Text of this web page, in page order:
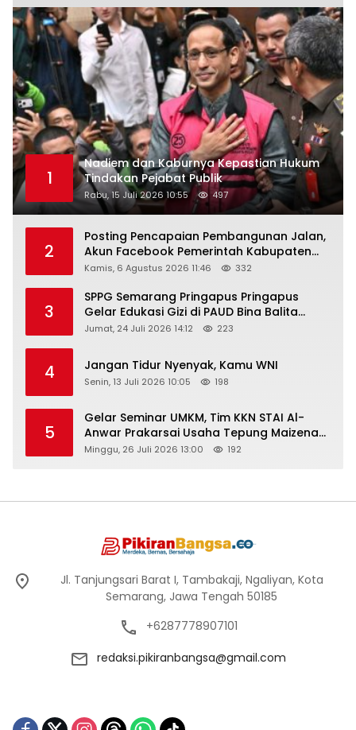
1
Nadiem dan Kaburnya Kepastian Hukum
Tindakan Pejabat Publik
Rabu, 15 Juli 2026 10:55 497
2
Posting Pencapaian Pembangunan Jalan,
Akun Facebook Pemerintah Kabupaten
Rembang “Dirujak” Warganet
Kamis, 6 Agustus 2026 11:46 332
3
SPPG Semarang Pringapus Pringapus
Gelar Edukasi Gizi di PAUD Bina Balita
Peringati Hari Anak Nasional 2026
Jumat, 24 Juli 2026 14:12 223
4 Jangan Tidur Nyenyak, Kamu WNI
Senin, 13 Juli 2026 10:05 198
5
Gelar Seminar UMKM, Tim KKN STAI Al-
Anwar Prakarsai Usaha Tepung Maizena
di Logung
Minggu, 26 Juli 2026 13:00 192
Jl. Tanjungsari Barat I, Tambakaji, Ngaliyan, Kota
Semarang, Jawa Tengah 50185
+6287778907101
redaksi.pikiranbangsa@gmail.com